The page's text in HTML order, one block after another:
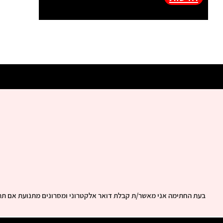
בעת החתימה אני מאשר/ת קבלת דואר אלקטרוני ומסרונים מתנועת אם